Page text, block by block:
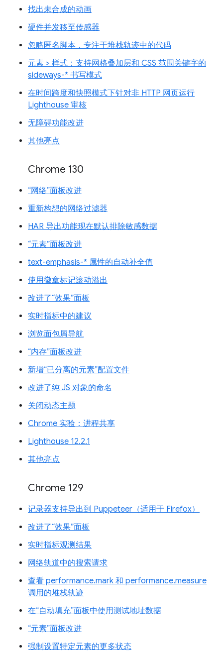
找出未合成的动画
硬件并发移至传感器
忽略匿名脚本，专注于堆栈轨迹中的代码
元素 > 样式：支持网格叠加层和 CSS 范围关键字的
sideways-* 书写模式
在时间跨度和快照模式下针对非 HTTP 网页运行
Lighthouse 审核
无障碍功能改进
其他亮点
Chrome 130
“网络”面板改进
重新构想的网络过滤器
HAR 导出功能现在默认排除敏感数据
“元素”面板改进
text-emphasis-* 属性的自动补全值
使用徽章标记滚动溢出
改进了“效果”面板
实时指标中的建议
浏览面包屑导航
“内存”面板改进
新增“已分离的元素”配置文件
改进了纯 JS 对象的命名
关闭动态主题
Chrome 实验：进程共享
Lighthouse 12.2.1
其他亮点
Chrome 129
记录器支持导出到 Puppeteer（适用于 Firefox）
改进了“效果”面板
实时指标观测结果
网络轨道中的搜索请求
查看 performance.mark 和 performance.measure
调用的堆栈轨迹
在“自动填充”面板中使用测试地址数据
“元素”面板改进
强制设置特定元素的更多状态